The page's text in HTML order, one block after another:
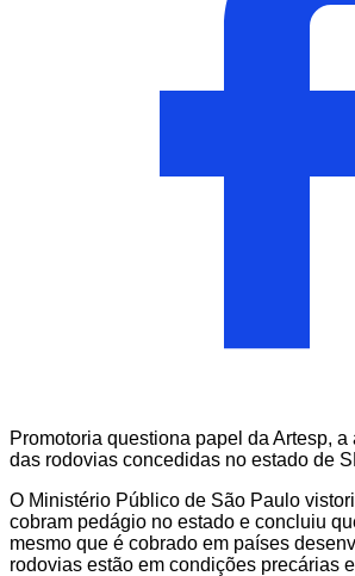
Promotoria questiona papel da Artesp,
das rodovias concedidas no estado de
O Ministério Público de São Paulo
cobram pedágio no estado e concluiu
mesmo que é cobrado em países
rodovias estão em condições precárias